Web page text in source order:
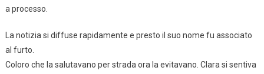
a processo.
La notizia si diffuse rapidamente e presto il suo nome fu associato
al furto.
Coloro che la salutavano per strada ora la evitavano. Clara si sentiva